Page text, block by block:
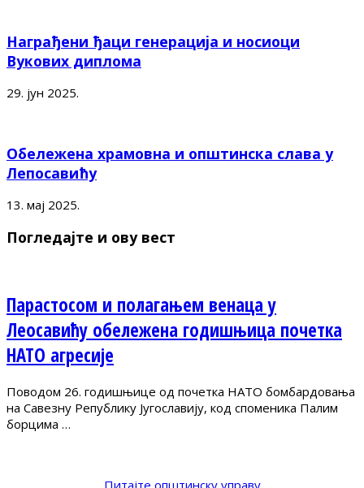
Награђени ђаци генерација и носиоци
Вукових диплома
29. јун 2025.
Обележена храмовна и општинска слава у
Лепосавићу
13. мај 2025.
Погледајте и ову вест
Парастосом и полагањем венаца у
Леосавићу обележена годишњица почетка
НАТО агресије
Поводом 26. годишњице од почетка НАТО бомбардовања
на Савезну Републику Југославију, код споменика Палим
борцима …
Питајте општинску управу